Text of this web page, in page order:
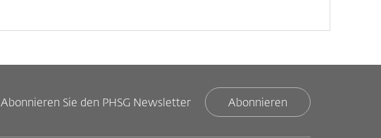
Abonnieren Sie den PHSG Newsletter Abonnieren